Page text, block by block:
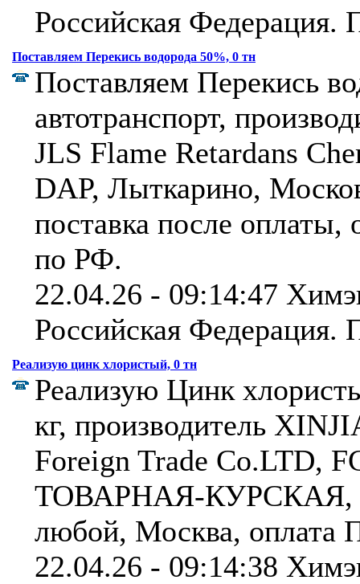
Российская Федерация.
Поставляем Перекись водорода 50%, 0 тн
Поставляем Перекись
автотранспорт,
JLS Flame Retardans
DAP, Лыткарино,
поставка после оплаты,
по РФ.
22.04.26 - 09:14:47
Российская Федерация.
Реализую цинк хлористый, 0 тн
Реализую Цинк
кг, производитель
Foreign Trade Co.LTD,
ТОВАРНАЯ-КУРСКАЯ,
любой, Москва, оплата
22.04.26 - 09:14:38